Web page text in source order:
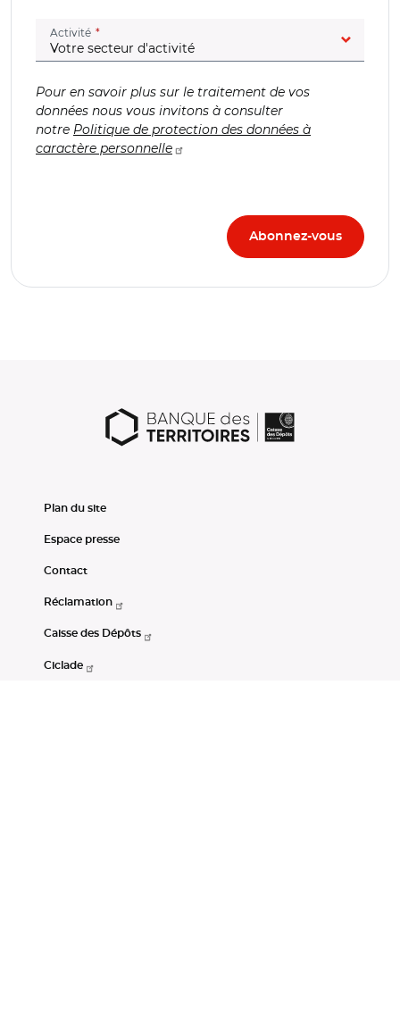
Activité (champ obligatoire)
Pour en savoir plus sur le traitement de vos
données nous vous invitons à consulter
notre Politique de protection des données à
caractère personnelle
Plan du site
Espace presse
Contact
Réclamation
Caisse des Dépôts
Ciclade